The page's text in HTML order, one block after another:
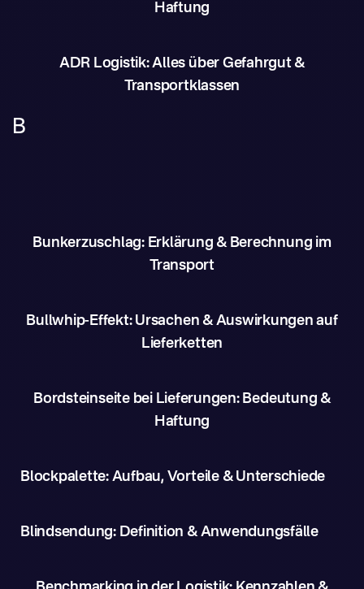
Haftung
ADR Logistik: Alles über Gefahrgut &
Transportklassen
B
Bunkerzuschlag: Erklärung & Berechnung im
Transport
Bullwhip-Effekt: Ursachen & Auswirkungen auf
Lieferketten
Bordsteinseite bei Lieferungen: Bedeutung &
Haftung
Blockpalette: Aufbau, Vorteile & Unterschiede
Blindsendung: Definition & Anwendungsfälle